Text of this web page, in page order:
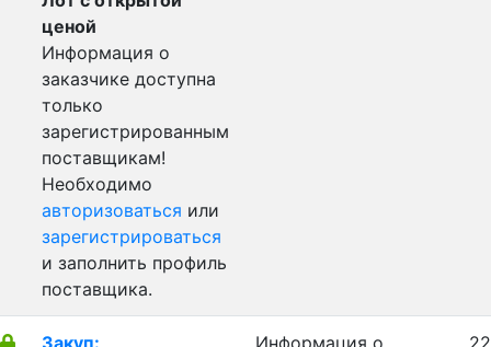
ценой
Информация о
заказчике доступна
только
зарегистрированным
поставщикам!
Необходимо
авторизоваться или
зарегистрироваться
и заполнить профиль
поставщика.
Закуп:
Информация о